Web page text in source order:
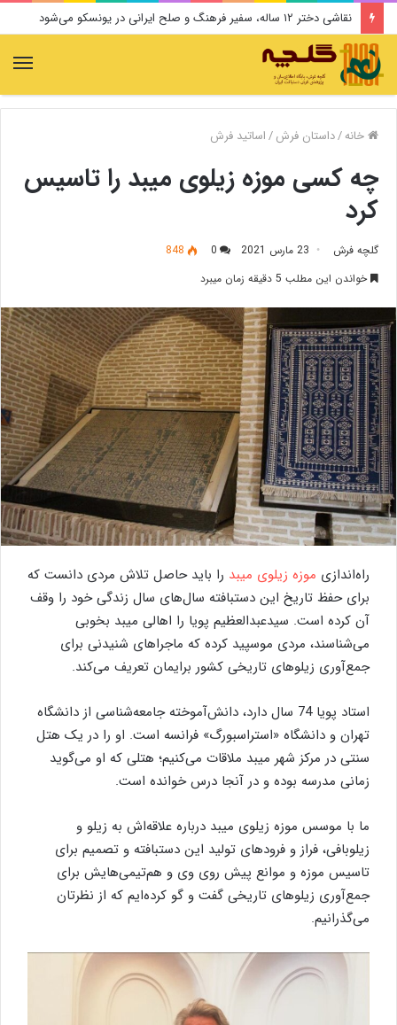
نقاشی دختر ۱۲ ساله، سفیر فرهنگ و صلح ایرانی در یونسکو می‌شود
خانه/داستان فرش/اساتید فرش
چه کسی موزه زیلوی میبد را تاسیس
کرد
گلچه فرش 23 مارس 2021 0
848
خواندن این مطلب 5 دقیقه زمان میبرد
راه‌اندازی موزه زیلوی میبد را باید حاصل تلاش مردی دانست که
برای حفظ تاریخ این دستبافته سال‌های سال زندگی خود را وقف
آن کرده است. سیدعبدالعظیم پویا را اهالی میبد بخوبی
می‌شناسند، مردی موسپید کرده که ماجراهای شنیدنی برای
جمع‌آوری زیلوهای تاریخی کشور برایمان تعریف می‌کند.
استاد پویا 74 سال دارد، دانش‌آموخته جامعه‌شناسی از دانشگاه
تهران و دانشگاه «استراسبورگ» فرانسه است. او را در یک هتل
سنتی در مرکز شهر میبد ملاقات می‌کنیم؛ هتلی که او می‌گوید
زمانی مدرسه بوده و در آنجا درس خوانده است.
ما با موسس موزه زیلوی میبد درباره علاقه‌اش به زیلو و
زیلوبافی، فراز و فرودهای تولید این دستبافته و تصمیم برای
تاسیس موزه و موانع پیش روی وی و هم‌تیمی‌هایش برای
جمع‌آوری زیلوهای تاریخی گفت و گو کرده‌ایم که از نظرتان
می‌گذرانیم.